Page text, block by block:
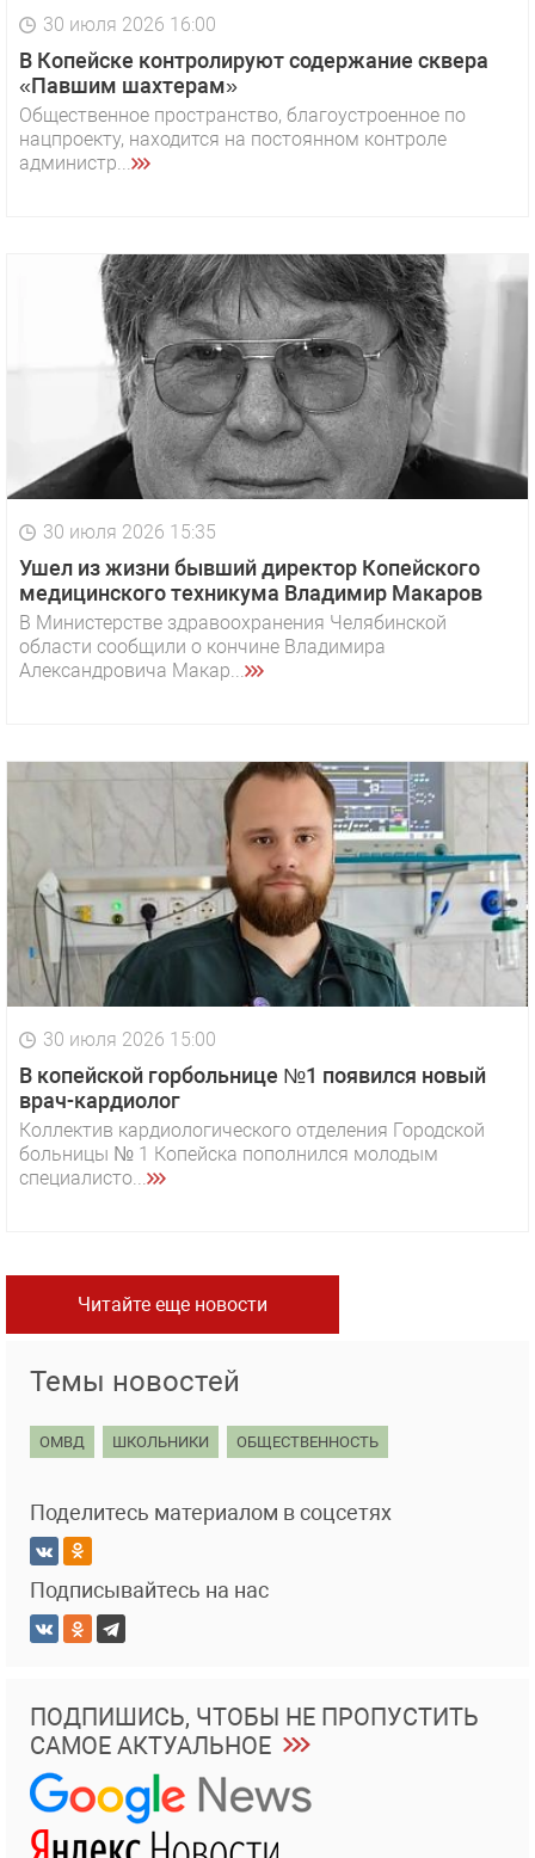
30 июля 2026 16:00
В Копейске контролируют содержание сквера
«Павшим шахтерам»
Общественное пространство, благоустроенное по
нацпроекту, находится на постоянном контроле
администр...
30 июля 2026 15:35
Ушел из жизни бывший директор Копейского
медицинского техникума Владимир Макаров
В Министерстве здравоохранения Челябинской
области сообщили о кончине Владимира
Александровича Макар...
30 июля 2026 15:00
В копейской горбольнице №1 появился новый
врач-кардиолог
Коллектив кардиологического отделения Городской
больницы № 1 Копейска пополнился молодым
специалисто...
Читайте еще новости
Темы новостей
ОМВД ШКОЛЬНИКИ ОБЩЕСТВЕННОСТЬ
Поделитесь материалом в соцсетях
Подписывайтесь на нас
ПОДПИШИСЬ, ЧТОБЫ НЕ ПРОПУСТИТЬ
САМОЕ АКТУАЛЬНОЕ